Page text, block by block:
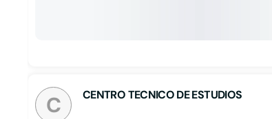
C CENTRO TECNICO DE ESTUDIOS